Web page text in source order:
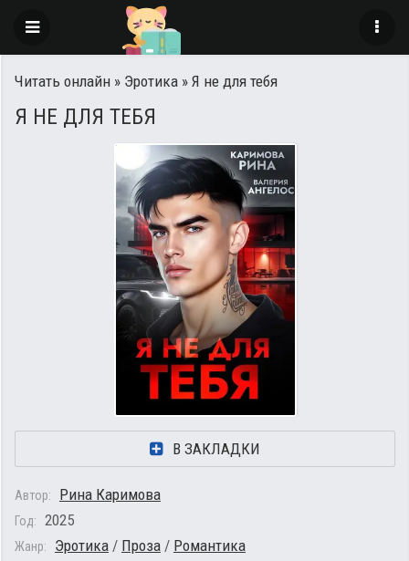
Читать онлайн » Эротика » Я не для тебя
Я НЕ ДЛЯ ТЕБЯ
В ЗАКЛАДКИ
Автор: Рина Каримова
Год: 2025
Жанр: Эротика / Проза / Романтика